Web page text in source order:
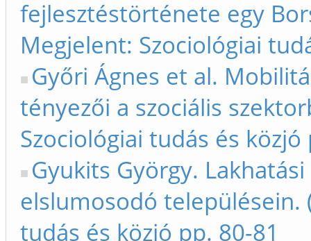
fejlesztéstörténete egy
Megjelent: Szociológiai
Győri Ágnes et al.
tényezői a szociális
Szociológiai tudás és közjó
Gyukits György.
elslumosodó településein.
tudás és közjó pp. 80-81